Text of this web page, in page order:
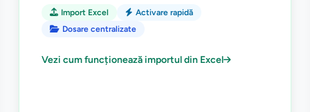
Import Excel
Activare rapidă
Dosare centralizate
Vezi cum funcționează importul din Excel